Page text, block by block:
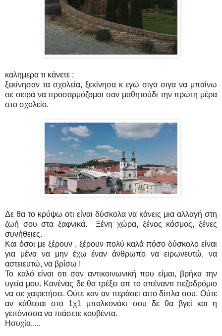
καλημερα τι κάνετε ;
ξεκίνησαν τα σχολεία, ξεκίνησα κ εγώ σιγα σιγα να μπαίνω
σε σειρά να προσαρμόζομαι σαν μαθητούδι την πρώτη μέρα
στο σχολείο.
Δε θα το κρύψω οτι είναι δύσκολα να κάνεις μια αλλαγή στη
ζωή σου στα ξαφνικά. Ξένη χώρα, ξένος κόσμος, ξένες
συνήθειες.
Και όσοι με ξέρουν , ξέρουν πολύ καλά πόσο δύσκολο είναι
για μένα να μην έχω έναν άνθρωπο να ειρωνευτώ, να
αστειευτώ, να βρίσω !
Το καλό είναι οτι σαν αντικοινωνική που είμαι, βρήκα την
υγεία μου. Κανένας δε θα τρέξει απ το απέναντι πεζοδρόμιο
να σε χαιρετήσει. Ούτε καν αν περάσει απο δίπλα σου. Ούτε
αν κάθεσαι στο 1χ1 μπαλκονάκι σου δε θα βγεί και η
γειτόνισσα να πιάσετε κουβέντα.
Ησυχία.....